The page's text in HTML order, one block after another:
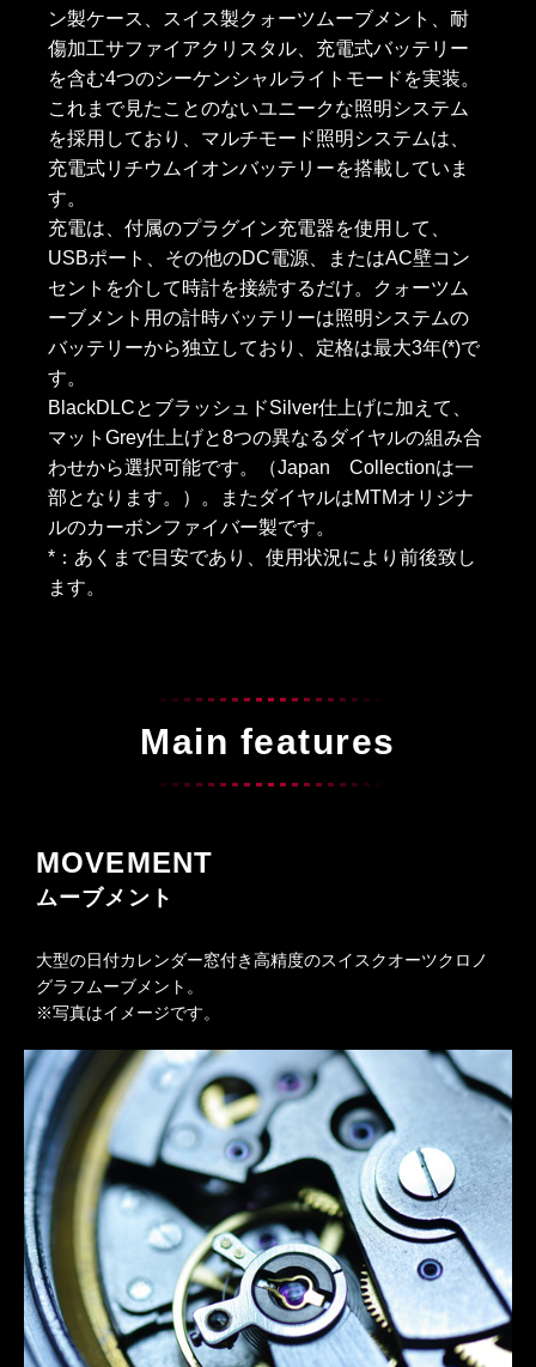
ン製ケース、スイス製クォーツムーブメント、耐
傷加工サファイアクリスタル、充電式バッテリー
を含む4つのシーケンシャルライトモードを実装。
これまで見たことのないユニークな照明システム
を採用しており、マルチモード照明システムは、
充電式リチウムイオンバッテリーを搭載していま
す。
充電は、付属のプラグイン充電器を使用して、
USBポート、その他のDC電源、またはAC壁コン
セントを介して時計を接続するだけ。クォーツム
ーブメント用の計時バッテリーは照明システムの
バッテリーから独立しており、定格は最大3年(*)で
す。
BlackDLCとブラッシュドSilver仕上げに加えて、
マットGrey仕上げと8つの異なるダイヤルの組み合
わせから選択可能です。（Japan Collectionは一
部となります。）。またダイヤルはMTMオリジナ
ルのカーボンファイバー製です。
*：あくまで目安であり、使用状況により前後致し
ます。
Main features
MOVEMENT
ムーブメント
大型の日付カレンダー窓付き高精度のスイスクオーツクロノ
グラフムーブメント。
※写真はイメージです。